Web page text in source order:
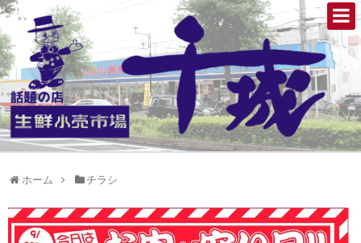
ホーム チラシ